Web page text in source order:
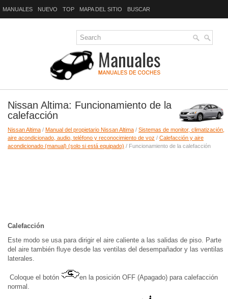
MANUALES NUEVO TOP MAPA DEL SITIO BUSCAR
Nissan Altima: Funcionamiento de la
calefacción
Nissan Altima / Manual del propietario Nissan Altima / Sistemas de monitor, climatización,
aire acondicionado, audio, teléfono y reconocimiento de voz / Calefacción y aire
acondicionado (manual) (solo si está equipado) / Funcionamiento de la calefacción
Calefacción
Este modo se usa para dirigir el aire caliente a las salidas de piso. Parte
del aire también fluye desde las ventilas del desempañador y las ventilas
laterales.
Coloque el botón
en la posición OFF (Apagado) para calefacción
normal.